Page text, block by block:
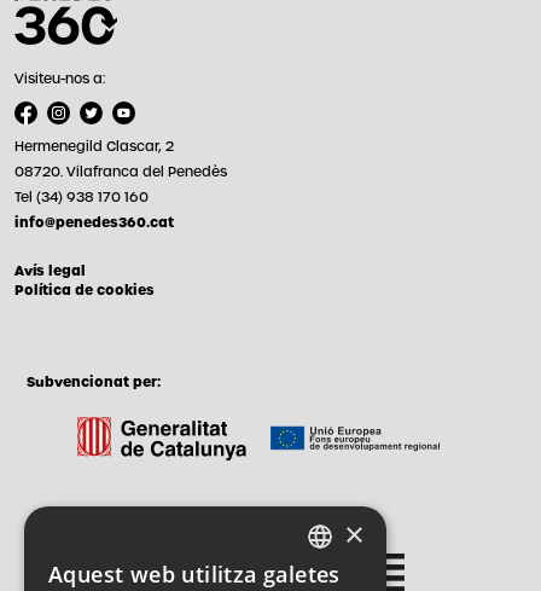
Visiteu-nos a:
Hermenegild Clascar, 2
08720. Vilafranca del Penedès
Tel (34) 938 170 160
info@penedes360.cat
Avís legal
Política de cookies
Subvencionat per:
CATALAN
×
Aquest web utilitza galetes